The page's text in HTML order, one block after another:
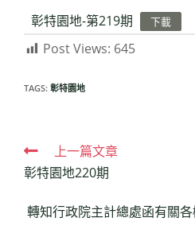
彰特園地-第219期 下載
Post Views: 645
TAGS: 彰特園地
Read
more
articles
上一篇文章
彰特園地220期
轉知行政院主計總處函有關